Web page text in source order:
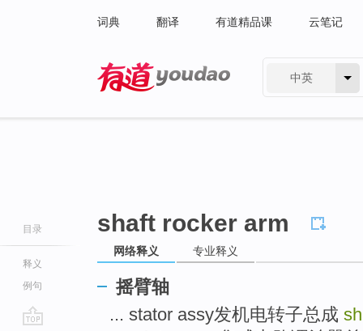
词典 翻译 有道精品课 云笔记
中英
目录
释义
例句
shaft rocker arm
网络释义 专业释义
摇臂轴
... stator assy发机电转子总成